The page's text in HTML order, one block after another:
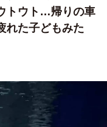
トウト…帰りの車
た子どもみた